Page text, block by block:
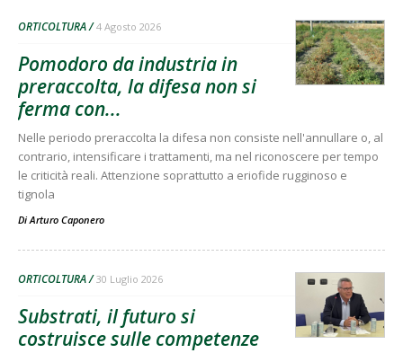
ORTICOLTURA 4 Agosto 2026
Pomodoro da industria in
preraccolta, la difesa non si
ferma con...
Nelle periodo preraccolta la difesa non consiste nell'annullare o, al
contrario, intensificare i trattamenti, ma nel riconoscere per tempo
le criticità reali. Attenzione soprattutto a eriofide rugginoso e
tignola
DiArturo Caponero
ORTICOLTURA 30 Luglio 2026
Substrati, il futuro si
costruisce sulle competenze